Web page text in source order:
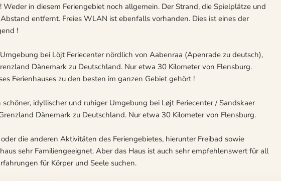
in diesem Feriengebiet noch allgemein. Der Strand, die Spielplätze und
entfernt. Freies WLAN ist ebenfalls vorhanden. Dies ist eines der
!
bei Löjt Feriecenter nördlich von Aabenraa (Apenrade zu deutsch),
Dänemark zu Deutschland. Nur etwa 30 Kilometer von Flensburg.
Ferienhauses zu den besten im ganzen Gebiet gehört !
idyllischer und ruhiger Umgebung bei Løjt Feriecenter / Sandskaer
Dänemark zu Deutschland. Nur etwa 30 Kilometer von Flensburg.
die anderen Aktivitäten des Feriengebietes, hierunter Freibad sowie
sehr Familiengeeignet. Aber das Haus ist auch sehr empfehlenswert für all
für Körper und Seele suchen.